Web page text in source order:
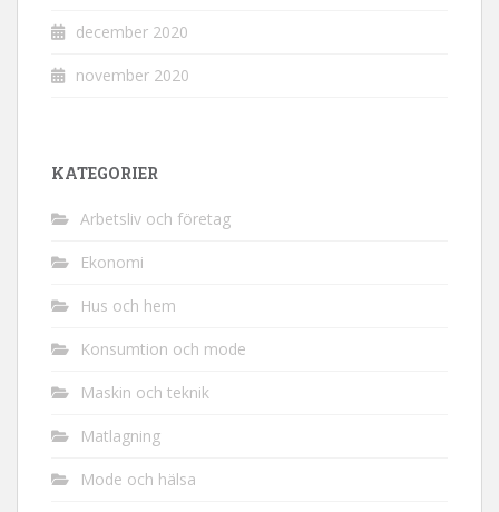
december 2020
november 2020
KATEGORIER
Arbetsliv och företag
Ekonomi
Hus och hem
Konsumtion och mode
Maskin och teknik
Matlagning
Mode och hälsa